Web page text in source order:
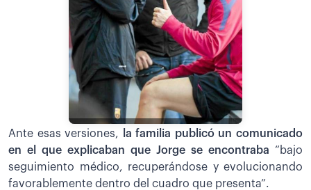
Ante esas versiones, la familia publicó un comunicado
en el que explicaban que Jorge se encontraba “bajo
seguimiento médico, recuperándose y evolucionando
favorablemente dentro del cuadro que presenta”.